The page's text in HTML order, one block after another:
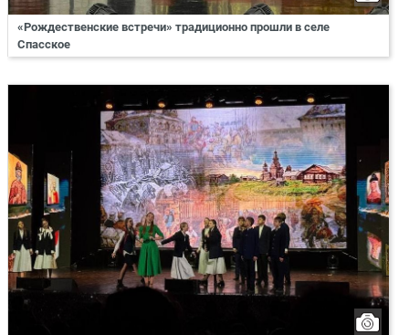
«Рождественские встречи» традиционно прошли в селе
Спасское